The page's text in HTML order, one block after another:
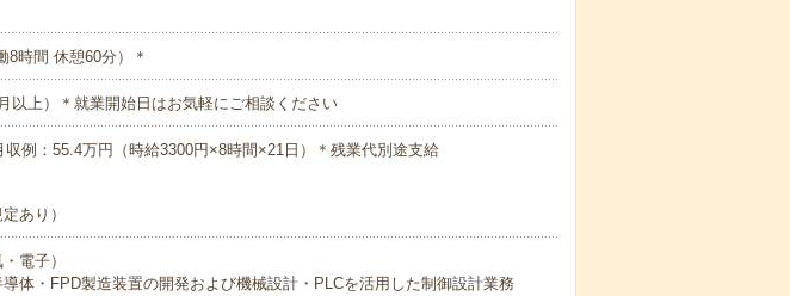
8時間 休憩60分）＊
以上）＊就業開始日はお気軽にご相談ください
例：55.4万円（時給3300円×8時間×21日）＊残業代別途支給
あり）
電子）
導体・FPD製造装置の開発および機械設計・PLCを活用した制御設計業務